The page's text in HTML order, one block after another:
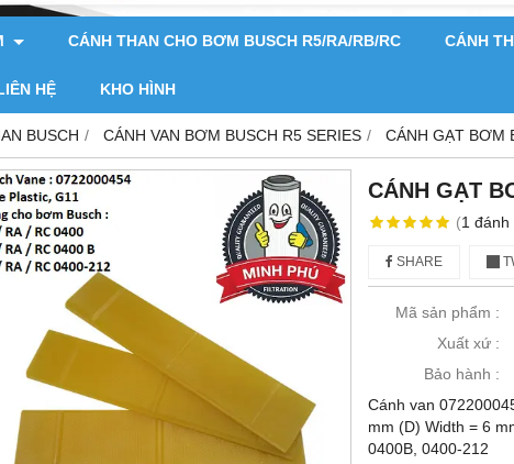
CÁNH THAN CHO BƠM BUSCH R5/RA/RB/RC CÁNH
HỆ KHO HÌNH
BUSCH CÁNH VAN BƠM BUSCH R5 SERIES CÁNH GẠT BƠM
CÁNH GẠT
(1 đánh
SHARE
Mã sản phẩm :
Xuất xứ :
Bảo hành :
Cánh van
mm (D) Width = 6
0400B, 0400-212